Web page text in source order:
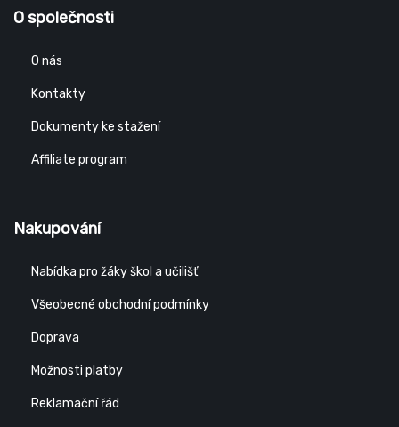
O společnosti
O nás
Kontakty
Dokumenty ke stažení
Affiliate program
Nakupování
Nabídka pro žáky škol a učilišť
Všeobecné obchodní podmínky
Doprava
Možnosti platby
Reklamační řád